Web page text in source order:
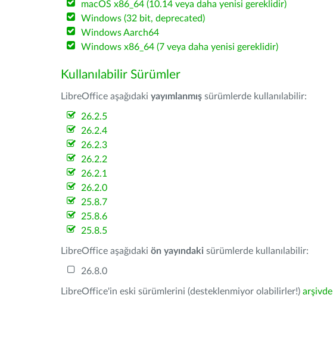
macOS x86_64 (10.14 veya daha yenisi gereklidir)
Windows (32 bit, deprecated)
Windows Aarch64
Windows x86_64 (7 veya daha yenisi gereklidir)
Kullanılabilir Sürümler
LibreOffice aşağıdaki yayımlanmış sürümlerde kullanılabilir:
26.2.5
26.2.4
26.2.3
26.2.2
26.2.1
26.2.0
25.8.7
25.8.6
25.8.5
LibreOffice aşağıdaki ön yayındaki sürümlerde kullanılabilir:
26.8.0
LibreOffice'in eski sürümlerini (desteklenmiyor olabilirler!) arşivde